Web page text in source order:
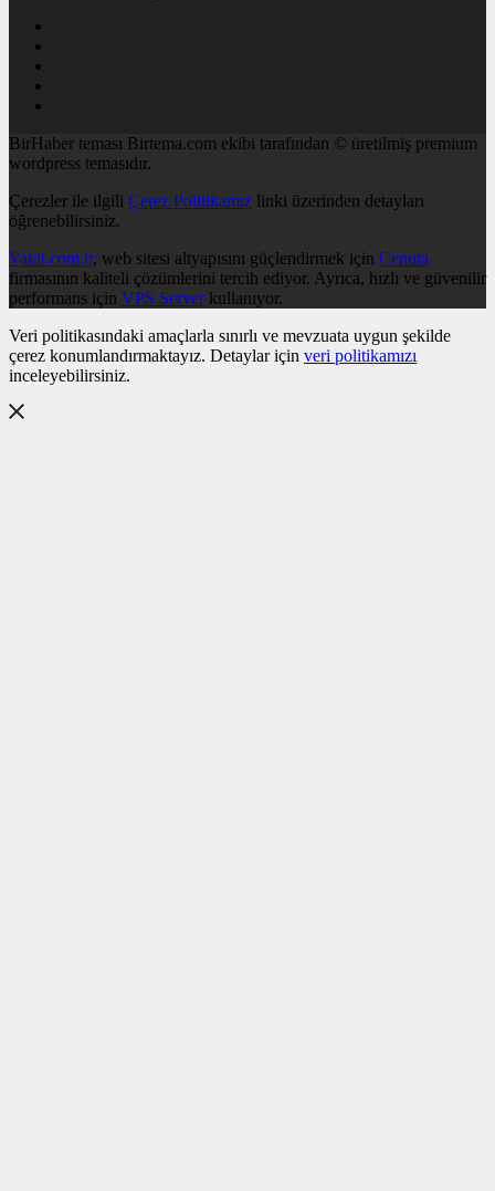
BirHaber teması Birtema.com ekibi tarafından © üretilmiş premium
wordpress temasıdır.
Çerezler ile ilgili Çerez Politikamız linki üzerinden detayları
öğrenebilirsiniz.
Vakit.com.tr, web sitesi altyapısını güçlendirmek için Cenuta
firmasının kaliteli çözümlerini tercih ediyor. Ayrıca, hızlı ve güvenilir
performans için VPS Serverkullanıyor.
Veri politikasındaki amaçlarla sınırlı ve mevzuata uygun şekilde
çerez konumlandırmaktayız. Detaylar için veri politikamızı
inceleyebilirsiniz.